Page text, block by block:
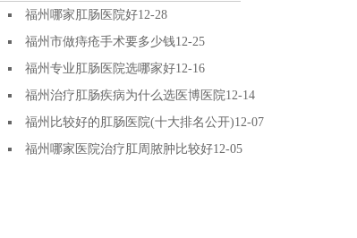
福州哪家肛肠医院好12-28
福州市做痔疮手术要多少钱12-25
福州专业肛肠医院选哪家好12-16
福州治疗肛肠疾病为什么选医博医院12-14
福州比较好的肛肠医院(十大排名公开)12-07
福州哪家医院治疗肛周脓肿比较好12-05